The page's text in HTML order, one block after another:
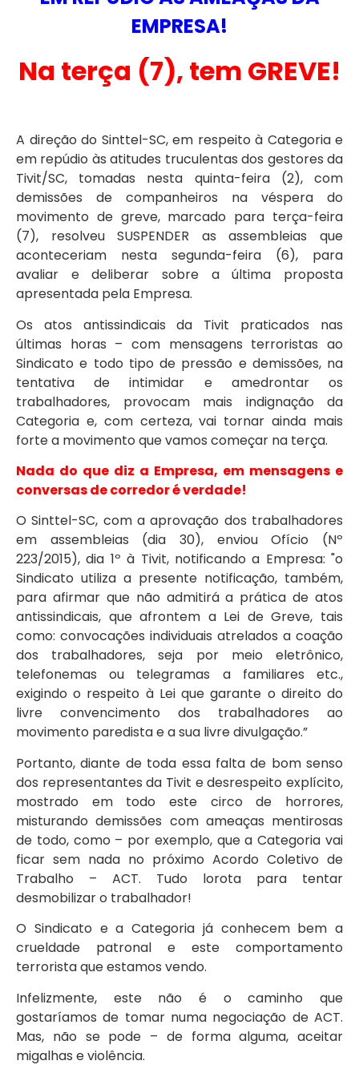
EMPRESA!
Na terça (7), tem GREVE!
A direção do Sinttel-SC, em respeito à Categoria e
em repúdio às atitudes truculentas dos gestores da
Tivit/SC, tomadas nesta quinta-feira (2), com
demissões de companheiros na véspera do
movimento de greve, marcado para terça-feira
(7), resolveu SUSPENDER as assembleias que
aconteceriam nesta segunda-feira (6), para
avaliar e deliberar sobre a última proposta
apresentada pela Empresa.
Os atos antissindicais da Tivit praticados nas
últimas horas – com mensagens terroristas ao
Sindicato e todo tipo de pressão e demissões, na
tentativa de intimidar e amedrontar os
trabalhadores, provocam mais indignação da
Categoria e, com certeza, vai tornar ainda mais
forte a movimento que vamos começar na terça.
Nada do que diz a Empresa, em mensagens e
conversas de corredor é verdade!
O Sinttel-SC, com a aprovação dos trabalhadores
em assembleias (dia 30), enviou Ofício (Nº
223/2015), dia 1º à Tivit, notificando a Empresa: "o
Sindicato utiliza a presente notificação, também,
para afirmar que não admitirá a prática de atos
antissindicais, que afrontem a Lei de Greve, tais
como: convocações individuais atrelados a coação
dos trabalhadores, seja por meio eletrônico,
telefonemas ou telegramas a familiares etc.,
exigindo o respeito à Lei que garante o direito do
livre convencimento dos trabalhadores ao
movimento paredista e a sua livre divulgação.”
Portanto, diante de toda essa falta de bom senso
dos representantes da Tivit e desrespeito explícito,
mostrado em todo este circo de horrores,
misturando demissões com ameaças mentirosas
de todo, como – por exemplo, que a Categoria vai
ficar sem nada no próximo Acordo Coletivo de
Trabalho – ACT. Tudo lorota para tentar
desmobilizar o trabalhador!
O Sindicato e a Categoria já conhecem bem a
crueldade patronal e este comportamento
terrorista que estamos vendo.
Infelizmente, este não é o caminho que
gostaríamos de tomar numa negociação de ACT.
Mas, não se pode – de forma alguma, aceitar
migalhas e violência.